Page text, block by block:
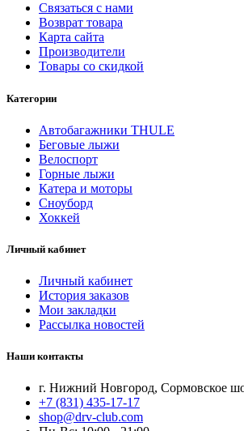
Связаться с нами
Возврат товара
Карта сайта
Производители
Товары со скидкой
Категории
Автобагажники THULE
Беговые лыжи
Велоспорт
Горные лыжи
Катера и моторы
Сноуборд
Хоккей
Личный кабинет
Личный кабинет
История заказов
Мои закладки
Рассылка новостей
Наши контакты
г. Нижний Новгород, Сормовское
+7 (831) 435-17-17
shop@drv-club.com